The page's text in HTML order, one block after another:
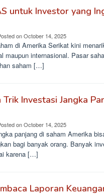
untuk Investor yang
onOctober 14, 2025
di Amerika Serikat kini
maupun internasional. Pasar
saham […]
Investasi Jangka
onOctober 14, 2025
panjang di saham Amerika
bagi banyak orang. Banyak
karena […]
Laporan